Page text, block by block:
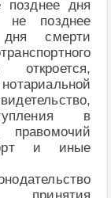
позднее дня
не позднее
смерти
в
правомочий
и иные